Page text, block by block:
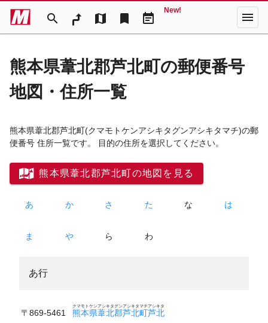
search map bookmark event_note
New! menu
熊本県葦北郡芦北町の郵便番号
地図・住所一覧
熊本県葦北郡芦北町(クマモトケンアシキタグンアシキタマチ)の郵
便番号 住所一覧です。 目的の住所を選択してください。
熊本県葦北郡芦北町の地図を見る
あ か さ た な は
ま や ら わ
あ行
〒869-5461 熊本県葦北郡芦北町芦北
クマモトケンアシキタグンアシキタマチアシキタ